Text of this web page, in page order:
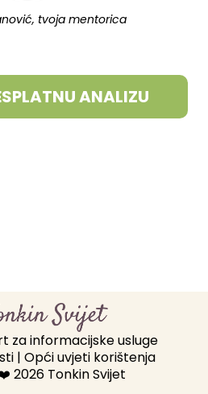
tvoja mentorica
ANALIZU
za informacijske usluge
| Opći uvjeti korištenja
2026 Tonkin Svijet